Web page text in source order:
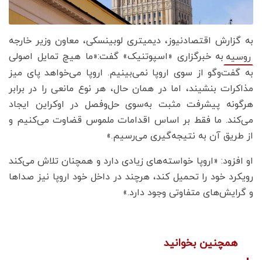
به گزارش اقتصادنیوز، دیمیتری لوبینسکی، معاون وزیر خارجه
روسیه به خبرگزاری «اسپوتنیک» گفت:«ما هیچ تمایل اصولی
به گفت‌وگو از سوی اروپا نمی‌بینیم. اروپا می‌خواهد پای میز
مذاکرات بنشیند، اما در همان حال، هر نوع مانعی را در برابر
هرگونه پیشرفت مثبت به‌سوی حل‌وفصل در اوکراین ایجاد
می‌کند. ما فقط بر اساس اقدامات ملموس قضاوت می‌کنیم و
از طریق آن‌ به نتیجه‌گیری می‌رسیم.»
او افزود: «اروپا خواسته‌های زیادی دارد و همچنان تلاش می‌کند
رویکرد خود را تحمیل کند، هرچند در داخل خود اروپا نیز صداها
و گرایش‌های متفاوتی وجود دارد.»
همچنین بخوانید